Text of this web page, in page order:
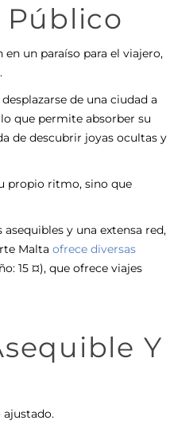
Público
un paraíso para el viajero,
de una ciudad a
que permite absorber su
de descubrir joyas ocultas y
propio ritmo, sino que
y una extensa red,
Malta ofrece diversas
15 ¤), que ofrece viajes
Y